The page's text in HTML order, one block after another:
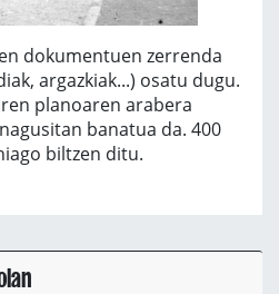
dokumentuen zerrenda
argazkiak...) osatu dugu.
planoaren arabera
banatua da. 400
biltzen ditu.